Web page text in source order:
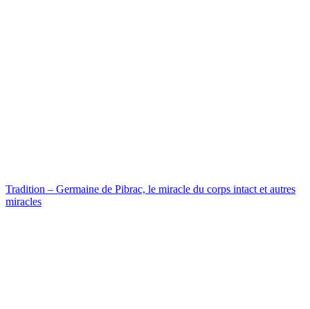
Tradition – Germaine de Pibrac, le miracle du corps intact et autres
miracles